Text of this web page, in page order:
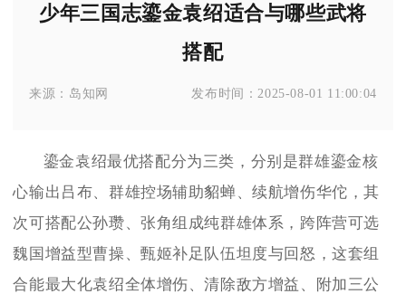
少年三国志鎏金袁绍适合与哪些武将
搭配
来源： 岛知网 发布时间： 2025-08-01 11:00:04
鎏金袁绍最优搭配分为三类，分别是群雄鎏金核
心输出吕布、群雄控场辅助貂蝉、续航增伤华佗，其
次可搭配公孙瓒、张角组成纯群雄体系，跨阵营可选
魏国增益型曹操、甄姬补足队伍坦度与回怒，这套组
合能最大化袁绍全体增伤、清除敌方增益、附加三公